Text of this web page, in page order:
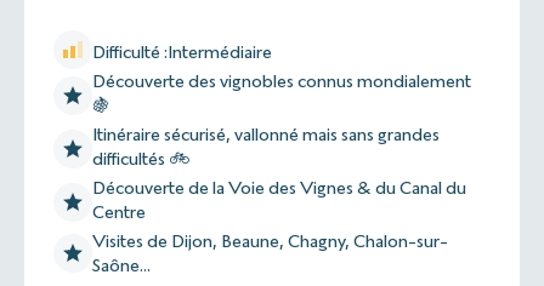
Difficulté :Intermédiaire
Découverte des vignobles connus mondialement
🍇
Itinéraire sécurisé, vallonné mais sans grandes
difficultés 🚲
Découverte de la Voie des Vignes & du Canal du
Centre
Visites de Dijon, Beaune, Chagny, Chalon-sur-
Saône...